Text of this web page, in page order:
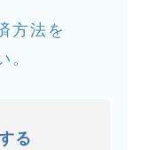
方法を
。
る